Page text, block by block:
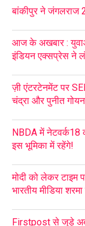
बांकीपुर ने जंगलराज
आज के अखबार :
इंडियन एक्सप्रेस ने
ज़ी एंटरटेनमेंट पर
चंद्रा और पुनीत
NBDA में नेटवर्क18
इस भूमिका में रहेंगे!
मोदी को लेकर टाइम
भारतीय मीडिया
Firstpost से जुड़े